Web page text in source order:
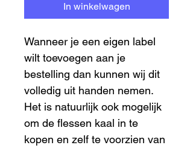
In winkelwagen
Wanneer je een eigen label
wilt toevoegen aan je
bestelling dan kunnen wij dit
volledig uit handen nemen.
Het is natuurlijk ook mogelijk
om de flessen kaal in te
kopen en zelf te voorzien van